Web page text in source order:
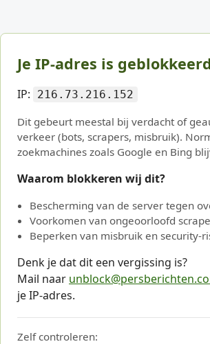
Je IP-adres is geblokkeerd
IP: 216.73.216.152
Dit gebeurt meestal bij verdacht of
verkeer (bots, scrapers, misbruik).
zoekmachines zoals Google en Bing
Waarom blokkeren wij dit?
Bescherming van de server tegen
Voorkomen van ongeoorloofd
Beperken van misbruik en security-
Denk je dat dit een vergissing is?
Mail naar
je IP-adres.
Zelf controleren: